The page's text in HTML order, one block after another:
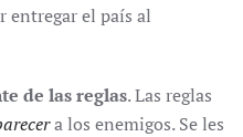
entregar el país al
de las reglas. Las reglas
a los enemigos. Se les